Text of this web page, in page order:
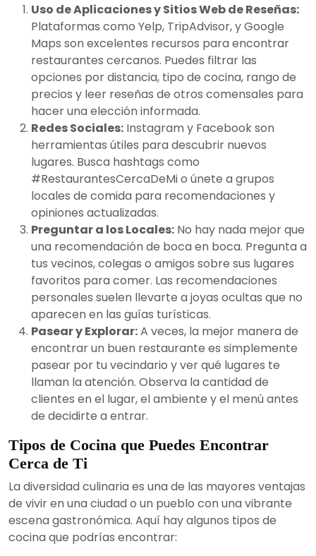
Uso de Aplicaciones y Sitios Web de Reseñas:
Plataformas como Yelp, TripAdvisor, y Google
Maps son excelentes recursos para encontrar
restaurantes cercanos. Puedes filtrar las
opciones por distancia, tipo de cocina, rango de
precios y leer reseñas de otros comensales para
hacer una elección informada.
Redes Sociales: Instagram y Facebook son
herramientas útiles para descubrir nuevos
lugares. Busca hashtags como
#RestaurantesCercaDeMi o únete a grupos
locales de comida para recomendaciones y
opiniones actualizadas.
Preguntar a los Locales: No hay nada mejor que
una recomendación de boca en boca. Pregunta a
tus vecinos, colegas o amigos sobre sus lugares
favoritos para comer. Las recomendaciones
personales suelen llevarte a joyas ocultas que no
aparecen en las guías turísticas.
Pasear y Explorar:A veces, la mejor manera de
encontrar un buen restaurante es simplemente
pasear por tu vecindario y ver qué lugares te
llaman la atención. Observa la cantidad de
clientes en el lugar, el ambiente y el menú antes
de decidirte a entrar.
Tipos de Cocina que Puedes Encontrar
Cerca de Ti
La diversidad culinaria es una de las mayores ventajas
de vivir en una ciudad o un pueblo con una vibrante
escena gastronómica. Aquí hay algunos tipos de
cocina que podrías encontrar: